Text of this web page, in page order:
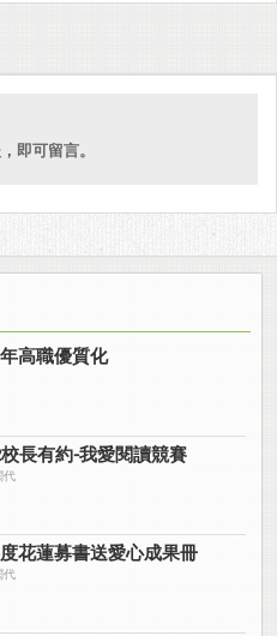
即可留言。
高職優質化
校長有約-我愛閱讀競賽
代
花蓮募書送愛心成果冊
代